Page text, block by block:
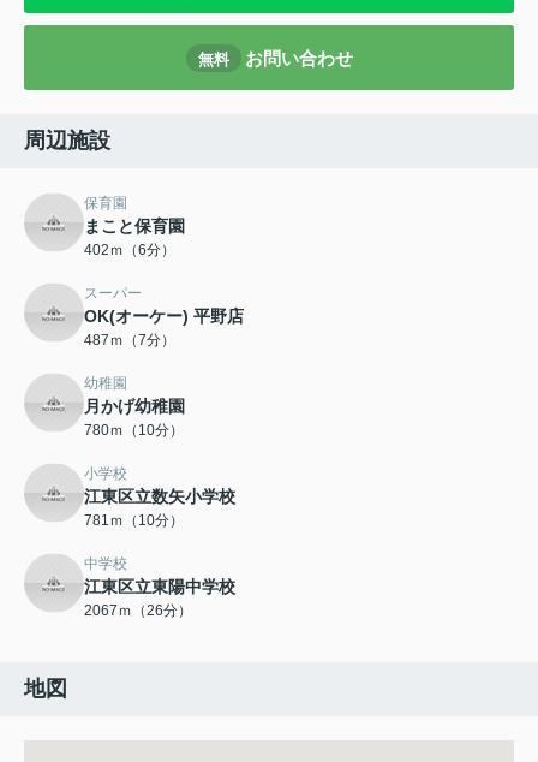
無料 お問い合わせ
周辺施設
保育園
まこと保育園
402ｍ（6分）
スーパー
OK(オーケー) 平野店
487ｍ（7分）
幼稚園
月かげ幼稚園
780ｍ（10分）
小学校
江東区立数矢小学校
781ｍ（10分）
中学校
江東区立東陽中学校
2067ｍ（26分）
地図